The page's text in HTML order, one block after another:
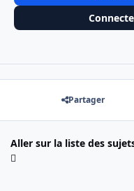
Partager
Aller sur la liste des